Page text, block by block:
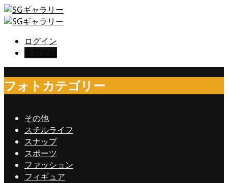
ログイン
フォトカテゴリー
その他
スチルライフ
スナップ
スポーツ
ファッション
フィギュア